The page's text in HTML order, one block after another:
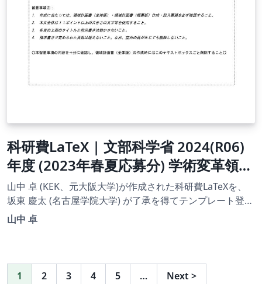
科研費LaTeX | 文部科学省 2024(R06)
年度 (2023年春夏応募分) 学術変革領域
研究 | 学術変革領域研究(B) (領域計画
書（全体版)) | 2023.04.21
山中 卓 (KEK、元大阪大学)が作成された科研費LaTeXを、
坂東 慶太 (名古屋学院大学) が了承を得てテンプレート登録
しています。 詳細はこちら↓をご確認ください。
山中 卓
1 2 3 4 5 … Next >